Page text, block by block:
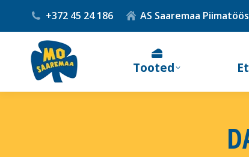
+372 45 24 186 AS Saaremaa
Tooted